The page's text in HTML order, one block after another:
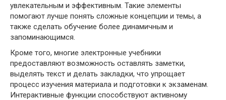
увлекательным и эффективным. Такие элементы
помогают лучше понять сложные концепции и темы, а
также сделать обучение более динамичным и
запоминающимся.
Кроме того, многие электронные учебники
предоставляют возможность оставлять заметки,
выделять текст и делать закладки, что упрощает
процесс изучения материала и подготовки к экзаменам.
Интерактивные функции способствуют активному